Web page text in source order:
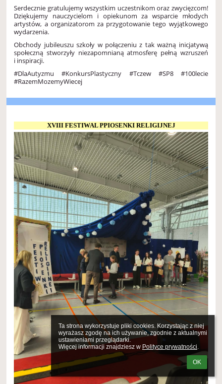
Ta strona wykorzystuje pliki cookies. Korzystając z niej
wyrażasz zgodę na ich używanie, zgodnie z aktualnymi
ustawieniami przeglądarki.
Więcej informacji znajdziesz w Polityce prywatności.
OK
Serdecznie gratulujemy wszystkim uczestnikom oraz zwycięzcom!
Dziękujemy nauczycielom i opiekunom za wsparcie młodych
artystów, a organizatorom za przygotowanie tego wyjątkowego
wydarzenia.
Obchody jubileuszu szkoły w połączeniu z tak ważną inicjatywą
społeczną stworzyły niezapomnianą atmosferę pełną wzruszeń
i inspiracji.
#DlaAutyzmu #KonkursPlastyczny #Tczew #SP8 #100lecie
#RazemMozemyWiecej
XVIII FESTIWAL PPIOSENKI RELIGIJNEJ